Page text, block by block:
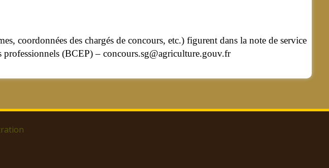
coordonnées des chargés de concours, etc.) figurent dans la note de service
(BCEP) – concours.sg@agriculture.gouv.fr